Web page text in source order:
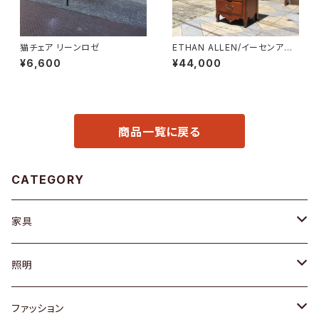
猫チェア リーンロゼ
¥6,600
ETHAN ALLEN/イーセンアー
レン 7段トールチェスト
¥44,000
商品一覧に戻る
CATEGORY
家具
ソファ / ベンチ
チェア / スツール
照明
ペンダントライト
ファッション